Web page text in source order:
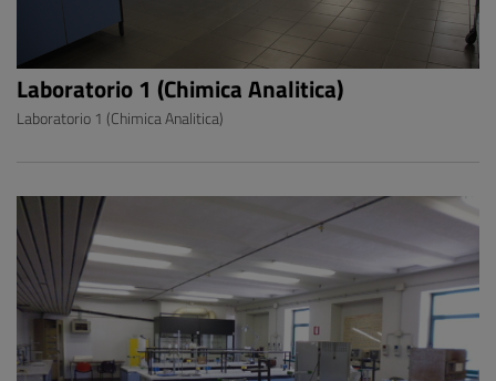
Laboratorio 1 (Chimica Analitica)
Laboratorio 1 (Chimica Analitica)